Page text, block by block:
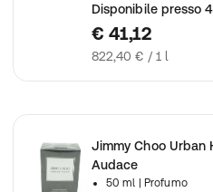
Disponibile presso
€ 41,12
822,40 € / 1 l
Jimmy Choo Urban
Audace
50 ml
| Profumo